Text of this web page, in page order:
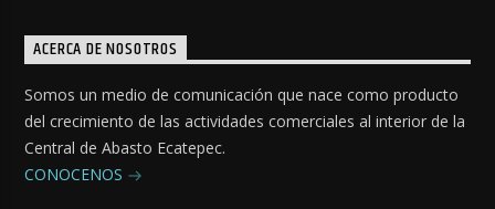
ACERCA DE NOSOTROS
Somos un medio de comunicación que nace como producto
del crecimiento de las actividades comerciales al interior de la
Central de Abasto Ecatepec.
CONOCENOS